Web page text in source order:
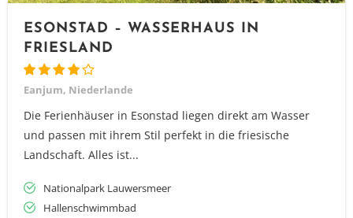
ESONSTAD – WASSERHAUS IN
FRIESLAND
Eanjum, Niederlande
Die Ferienhäuser in Esonstad liegen direkt am Wasser
und passen mit ihrem Stil perfekt in die friesische
Landschaft. Alles ist...
Nationalpark Lauwersmeer
Hallenschwimmbad